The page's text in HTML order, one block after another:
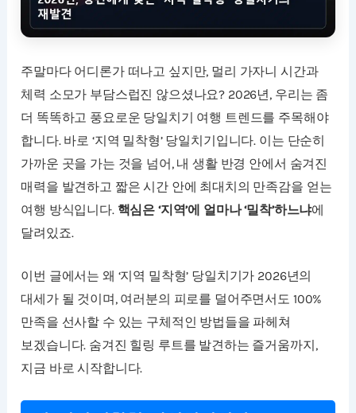
주말마다 어디론가 떠나고 싶지만, 멀리 가자니 시간과
체력 소모가 부담스럽진 않으셨나요? 2026년, 우리는 좀
더 똑똑하고 풍요로운 당일치기 여행 트렌드를 주목해야
합니다. 바로 ‘지역 밀착형’ 당일치기입니다. 이는 단순히
가까운 곳을 가는 것을 넘어, 내 생활 반경 안에서 숨겨진
매력을 발견하고 짧은 시간 안에 최대치의 만족감을 얻는
여행 방식입니다. 핵심은 ‘지역’에 얼마나 ‘밀착’하느냐에
달려있죠.
이번 글에서는 왜 ‘지역 밀착형’ 당일치기가 2026년의
대세가 될 것이며, 여러분의 피로를 덜어주면서도 100%
만족을 선사할 수 있는 구체적인 방법들을 파헤쳐
보겠습니다. 숨겨진 힐링 루트를 발견하는 즐거움까지,
지금 바로 시작합니다.